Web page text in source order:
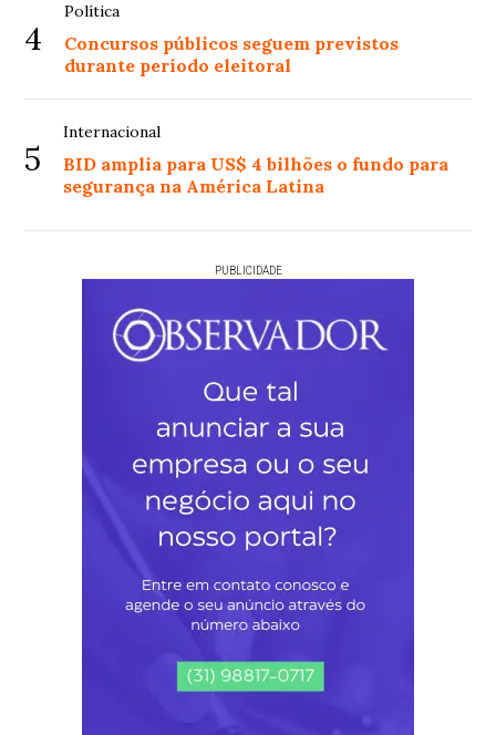
4
Política
Concursos públicos seguem previstos
durante período eleitoral
5
Internacional
BID amplia para US$ 4 bilhões o fundo para
segurança na América Latina
PUBLICIDADE